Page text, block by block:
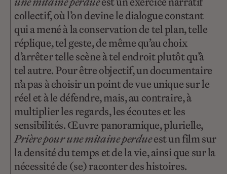
collectif, où l’on devine le dialogue constant
qui a mené à la conservation de tel plan, telle
réplique, tel geste, de même qu’au choix
d’arrêter telle scène à tel endroit plutôt qu’à
tel autre. Pour être objectif, un documentaire
n’a pas à choisir un point de vue unique sur le
réel et à le défendre, mais, au contraire, à
multiplier les regards, les écoutes et les
sensibilités. Œuvre panoramique, plurielle,
Prière pour une mitaine perdueest un film sur
la densité du temps et de la vie, ainsi que sur la
nécessité de (se) raconter des histoires.